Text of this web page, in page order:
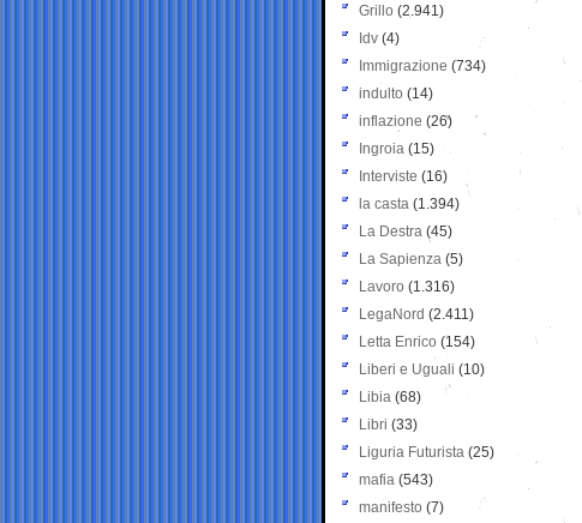
Grillo (2.941)
Idv (4)
Immigrazione (734)
indulto (14)
inflazione (26)
Ingroia (15)
Interviste (16)
la casta (1.394)
La Destra (45)
La Sapienza (5)
Lavoro (1.316)
LegaNord (2.411)
Letta Enrico (154)
Liberi e Uguali (10)
Libia (68)
Libri (33)
Liguria Futurista (25)
mafia (543)
manifesto (7)